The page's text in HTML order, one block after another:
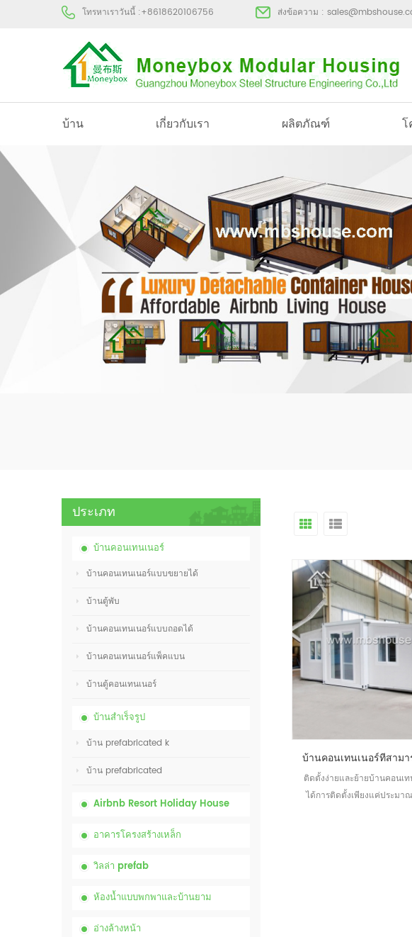
โทรหาเราวันนี้ :+8618620106756 ส่งข้อความ :
บ้าน เกี่ยวกับเรา ผลิตภัณฑ์ โ
ประเภท
บ้านคอนเทนเนอร์
บ้านคอนเทนเนอร์แบบขยายได้
บ้านตู้พับ
บ้านคอนเทนเนอร์แบบถอดได้
บ้านคอนเทนเนอร์แพ็คแบน
บ้านตู้คอนเทนเนอร์
บ้านสำเร็จรูป
บ้าน prefabricated k
บ้าน prefabricated
Airbnb Resort Holiday House
อาคารโครงสร้างเหล็ก
วิลล่า prefab
ห้องน้ำแบบพกพาและบ้านยาม
อ่างล้างหน้า
ติดตั้งง่ายและย้ายบ้านคอนเ
ได้การติดตั้งเพียงแค่ประมา